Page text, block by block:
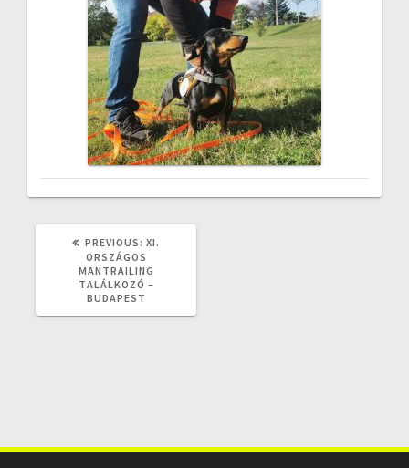
PREVIOUS: PREVIOUS
XI.
ORSZÁGOS
MANTRAILING
TALÁLKOZÓ –
BUDAPEST